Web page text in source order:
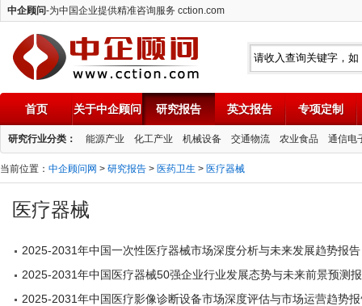
中企顾问-为中国企业提供精准咨询服务 cction.com
中企顾问
首页 关于中企顾问 研究报告 英文报告 专项定制
研究行业分类： 能源产业 化工产业 机械设备 交通物流 农业食品 通信电
当前位置： 中企顾问网 > 研究报告 > 医药卫生 > 医疗器械
医疗器械
2025-2031年中国一次性医疗器械市场深度分析与未来发展趋势报告
2025-2031年中国医疗器械50强企业行业发展态势与未来前景预测
2025-2031年中国医疗影像诊断设备市场深度评估与市场运营趋势